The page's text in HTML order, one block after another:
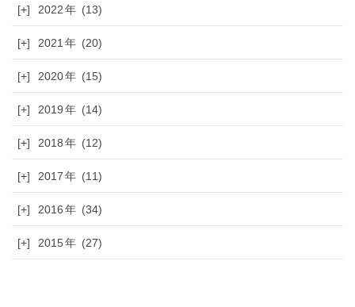
[+] 2022 (13)
[+] 2021 (20)
[+] 2020 (15)
[+] 2019 (14)
[+] 2018 (12)
[+] 2017 (11)
[+] 2016 (34)
[+] 2015 (27)